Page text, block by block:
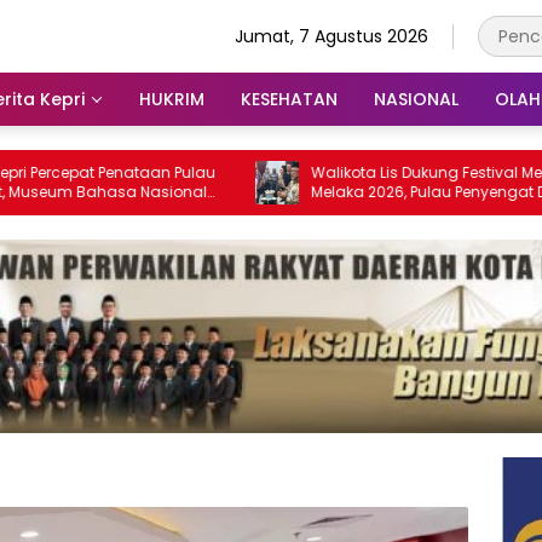
Jumat, 7 Agustus 2026
Kepri HUKRIM KESEHATAN NASIONAL
Penataan Pulau
Nasional
Walikota Lis Dukung Festival Media Selat
Melaka 2026, Pulau Penyengat Disiapkan
Jadi Etalase Budaya Melayu